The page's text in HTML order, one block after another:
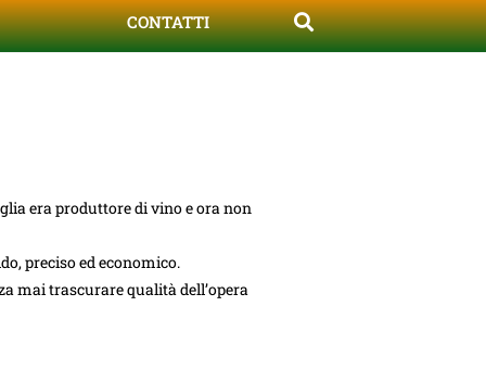
CONTATTI
era produttore di vino e ora non
preciso ed economico.
mai trascurare qualità dell’opera